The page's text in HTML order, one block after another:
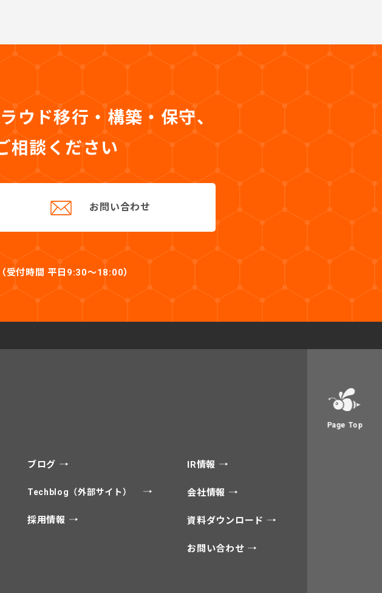
ウド移行・構築・保守、
相談ください
お問い合わせ
（受付時間 平日9:30〜18:00）
ブログ
Techblog（外部サイト）
採用情報
IR情報
会社情報
資料ダウンロード
お問い合わせ
Page Top